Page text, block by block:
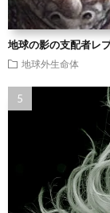
地球の影の支配者レ
地球外生命体